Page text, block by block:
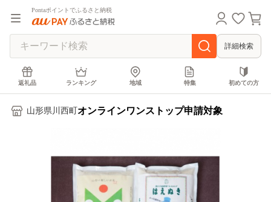
Pontaポイントでふるさと納税
詳細検索
返礼品 ランキング 地域 特集 初めての方
山形県川西町 オンラインワンストップ申請対象